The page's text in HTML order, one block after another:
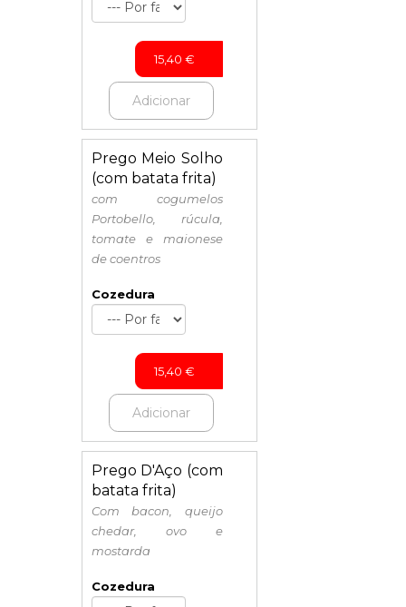
15,40 €
Adicionar
Prego Meio Solho
(com batata frita)
com cogumelos
Portobello, rúcula,
tomate e maionese
de coentros
Cozedura
15,40 €
Adicionar
Prego D'Aço (com
batata frita)
Com bacon, queijo
chedar, ovo e
mostarda
Cozedura